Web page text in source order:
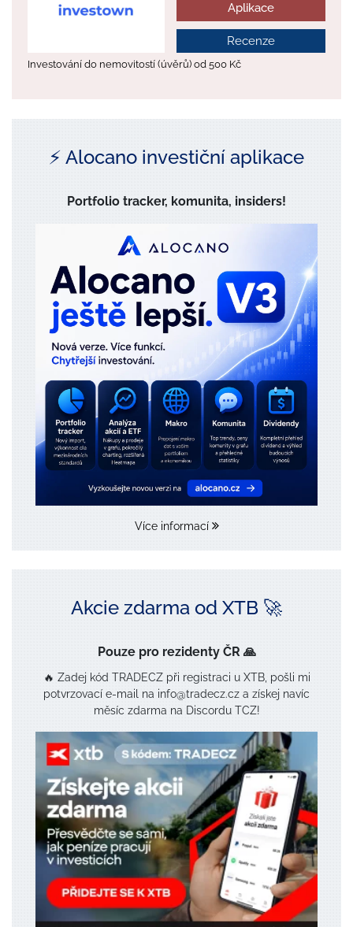
Aplikace
Recenze
Investování do nemovitostí (úvěrů) od 500 Kč
⚡️ Alocano investiční aplikace
Portfolio tracker, komunita, insiders!
Více informací
Akcie zdarma od XTB 🚀
Pouze pro rezidenty ČR 🙏
🔥 Zadej kód TRADECZ při registraci u XTB, pošli mi
potvrzovací e-mail na info@tradecz.cz a získej navíc
měsíc zdarma na Discordu TCZ!